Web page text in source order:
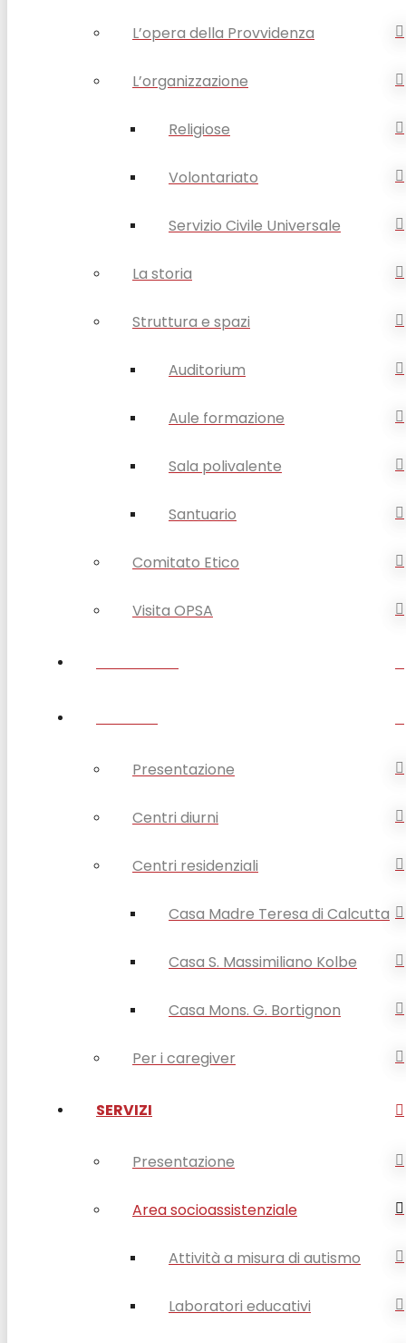
L’opera della Provvidenza
L’organizzazione
Religiose
Volontariato
Servizio Civile Universale
La storia
Struttura e spazi
Auditorium
Aule formazione
Sala polivalente
Santuario
Comitato Etico
Visita OPSA
Presentazione
Centri diurni
Centri residenziali
Casa Madre Teresa di Calcutta
Casa S. Massimiliano Kolbe
Casa Mons. G. Bortignon
Per i caregiver
SERVIZI
Presentazione
Area socioassistenziale
Attività a misura di autismo
Laboratori educativi